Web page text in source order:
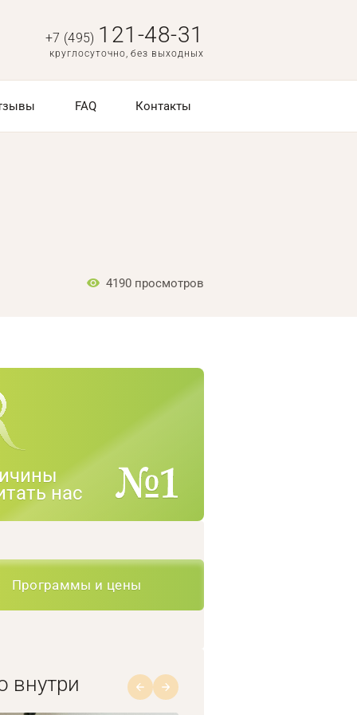
+7 (495) 121-48-31
круглосуточно, без выходных
FAQ Контакты
4190 просмотров
нас
Программы и цены
внутри